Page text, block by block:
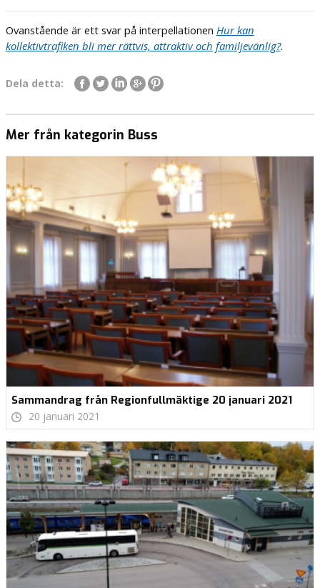
Ovanstående är ett svar på interpellationen Hur kan
kollektivtrafiken bli mer rättvis, attraktiv och familjevänlig?.
Dela detta:
Mer från kategorin Buss
Sammandrag från Regionfullmäktige 20 januari 2021
20 januari 2021